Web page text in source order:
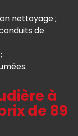
nettoyage ;
de
à
de 89